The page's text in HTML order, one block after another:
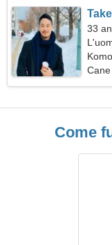
Take
33
Come